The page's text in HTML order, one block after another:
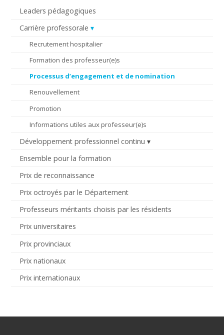
Leaders pédagogiques
Carrière professorale
Recrutement hospitalier
Formation des professeur(e)s
Processus d’engagement et de nomination
Renouvellement
Promotion
Informations utiles aux professeur(e)s
Développement professionnel continu
Ensemble pour la formation
Prix de reconnaissance
Prix octroyés par le Département
Professeurs méritants choisis par les résidents
Prix universitaires
Prix provinciaux
Prix nationaux
Prix internationaux